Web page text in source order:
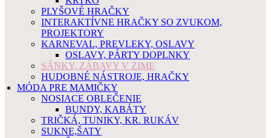
PLYŠOVÉ HRAČKY
INTERAKTÍVNE HRAČKY SO ZVUKOM,
PROJEKTORY
KARNEVAL, PREVLEKY, OSLAVY
OSLAVY, PÁRTY DOPLNKY
SÁNKY, ZÁBAVY V ZIME
HUDOBNÉ NÁSTROJE, HRAČKY
MÓDA PRE MAMIČKY
NOSIACE OBLEČENIE
BUNDY, KABÁTY
TRIČKÁ, TUNIKY, KR. RUKÁV
SUKNE,ŠATY